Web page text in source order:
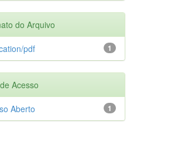
do Arquivo
1
pdf
Acesso
1
Aberto